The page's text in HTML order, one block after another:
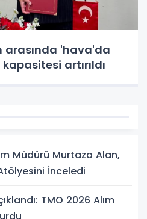
arasında 'hava'da
artırıldı
Müdürü Murtaza Alan,
İnceledi
TMO 2026 Alım